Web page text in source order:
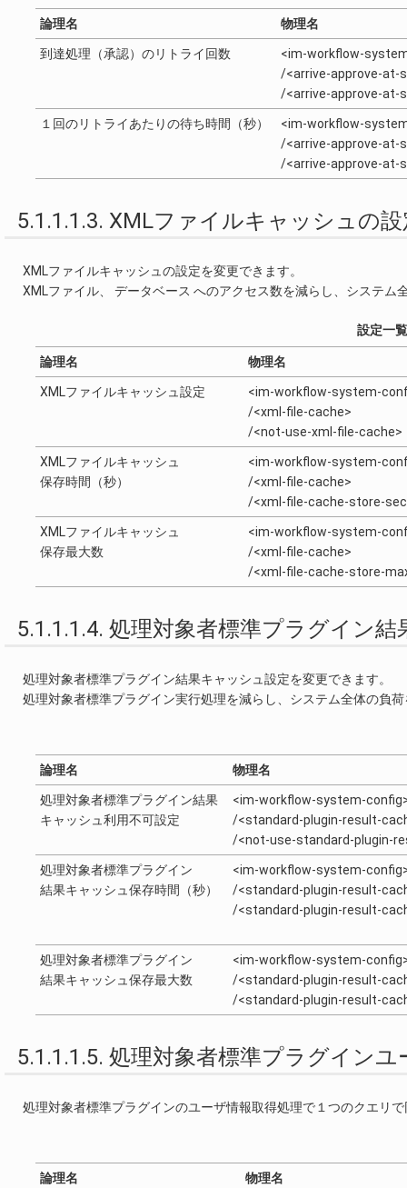
論理名 物理名
到達処理（承認）のリトライ回数
<im-workflow-
/<arrive-approve-at-
/<arrive-approve-at-
１回のリトライあたりの待ち時間（秒）
<im-workflow-
/<arrive-approve-at-
/<arrive-approve-at-
5.1.1.1.3. XMLファイルキャッシュの
XMLファイルキャッシュの設定を変更できます。
XMLファイル、 データベース へのアクセス数を減らし、システム
設定一覧
論理名 物理名
XMLファイルキャッシュ設定
<im-workflow-system-
/<xml-file-cache>
/<not-use-xml-file-cache>
XMLファイルキャッシュ
保存時間（秒）
<im-workflow-system-
/<xml-file-cache>
/<xml-file-cache-store-
XMLファイルキャッシュ
保存最大数
<im-workflow-system-
/<xml-file-cache>
/<xml-file-cache-store-
5.1.1.1.4. 処理対象者標準プラグイン
処理対象者標準プラグイン結果キャッシュ設定を変更できます。
処理対象者標準プラグイン実行処理を減らし、システム全体の負
論理名 物理名
処理対象者標準プラグイン結果
キャッシュ利用不可設定
<im-workflow-system-
/<standard-plugin-result-
/<not-use-standard-plugin-
処理対象者標準プラグイン
結果キャッシュ保存時間（秒）
<im-workflow-system-
/<standard-plugin-result-
/<standard-plugin-result-
処理対象者標準プラグイン
結果キャッシュ保存最大数
<im-workflow-system-
/<standard-plugin-result-
/<standard-plugin-result-
5.1.1.1.5. 処理対象者標準プラグイン
処理対象者標準プラグインのユーザ情報取得処理で１つのクエリ
論理名 物理名